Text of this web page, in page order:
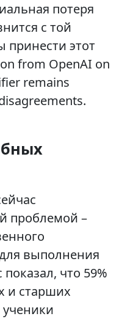
потеря
с той
принести этот
from OpenAI on
remains
проблемой –
выполнения
что 59%
и старших
ученики